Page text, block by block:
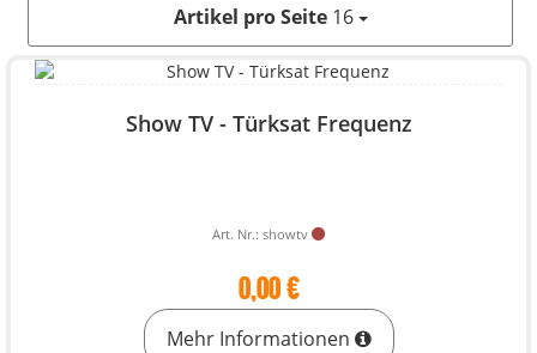
Artikel pro Seite16
Show TV - Türksat Frequenz
Art. Nr.: showtv
0,00 €
Mehr Informationen